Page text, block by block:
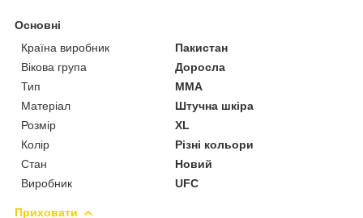
Основні
Країна виробник
Пакистан
Вікова група
Доросла
Тип
MMA
Матеріал
Штучна шкіра
Розмір
XL
Колір
Різні кольори
Стан
Новий
Виробник
UFC
Приховати